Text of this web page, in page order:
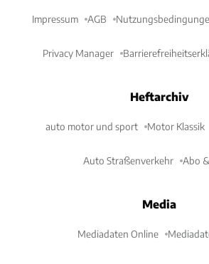
Impressum AGB
Privacy Manager
Heftarchiv
auto motor und sport Motor Klassik
Auto Straßenverkehr Abo
Media
Mediadaten Online